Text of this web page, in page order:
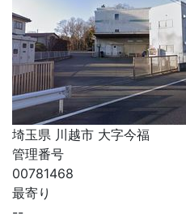
埼玉県 川越市 大字今福
管理番号
00781468
最寄り
--